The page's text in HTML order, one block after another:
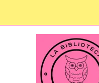
contenido